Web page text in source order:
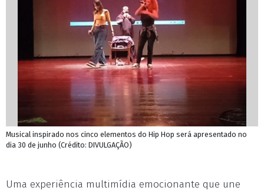
Musical inspirado nos cinco elementos do Hip Hop será apresentado no
dia 30 de junho (Crédito: DIVULGAÇÃO)
Uma experiência multimídia emocionante que une